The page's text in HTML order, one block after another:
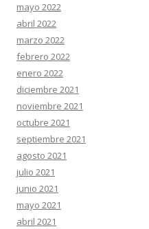
mayo 2022
abril 2022
marzo 2022
febrero 2022
enero 2022
diciembre 2021
noviembre 2021
octubre 2021
septiembre 2021
agosto 2021
julio 2021
junio 2021
mayo 2021
abril 2021